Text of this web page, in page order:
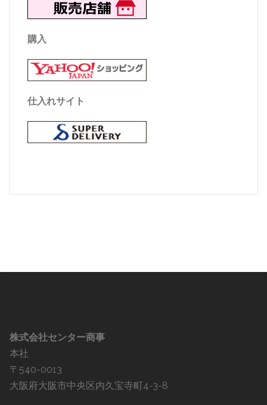
購入
仕入れサイト
株式会社センター商事
本社
〒540-0013
大阪府大阪市中央区内久宝寺町4-3-8